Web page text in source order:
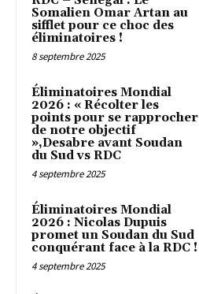
Somalien Omar Artan au
sifflet pour ce choc des
éliminatoires !
8 septembre 2025
Éliminatoires Mondial
2026 : « Récolter les
points pour se rapprocher
de notre objectif
»,Desabre avant Soudan
du Sud vs RDC
4 septembre 2025
Éliminatoires Mondial
2026 : Nicolas Dupuis
promet un Soudan du Sud
conquérant face à la RDC !
4 septembre 2025